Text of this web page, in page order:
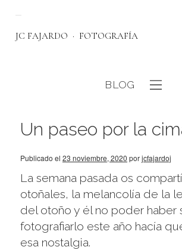
JC FAJARDO FOTOGRAFÍA
BLOG
Un paseo por la
Publicado el 23 noviembre, 2020 porjcfajardoj
La semana pasada os
otoñales, la melancolía de la
del otoño y él no poder haber
fotografiarlo este año hacía
esa nostalgia.